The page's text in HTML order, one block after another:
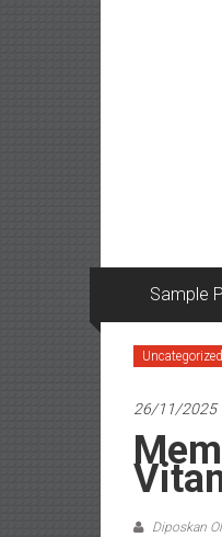
Sample
Uncategorized
26/11/2025
Diposkan